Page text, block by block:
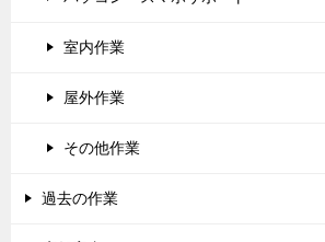
室内作業
屋外作業
その他作業
過去の作業